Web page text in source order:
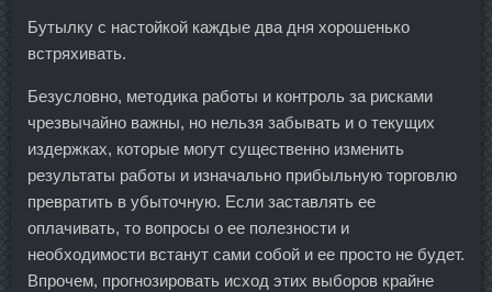
Бутылку с настойкой каждые два дня хорошенько
встряхивать.
Безусловно, методика работы и контроль за рисками
чрезвычайно важны, но нельзя забывать и о текущих
издержках, которые могут существенно изменить
результаты работы и изначально прибыльную торговлю
превратить в убыточную. Если заставлять ее
оплачивать, то вопросы о ее полезности и
необходимости встанут сами собой и ее просто не будет.
Впрочем, прогнозировать исход этих выборов крайне